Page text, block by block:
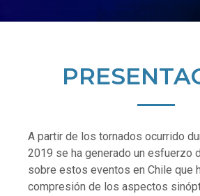
A partir de los tornados ocurrido
2019 se ha generado un esfuerzo
sobre estos eventos en Chile que
compresión de los aspectos